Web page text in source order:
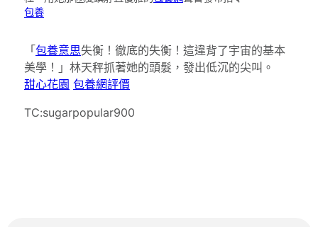
包養
「包養意思失衡！徹底的失衡！這違背了宇宙的基本
美學！」林天秤抓著她的頭髮，發出低沉的尖叫。
甜心花園 包養網評價
TC:sugarpopular900